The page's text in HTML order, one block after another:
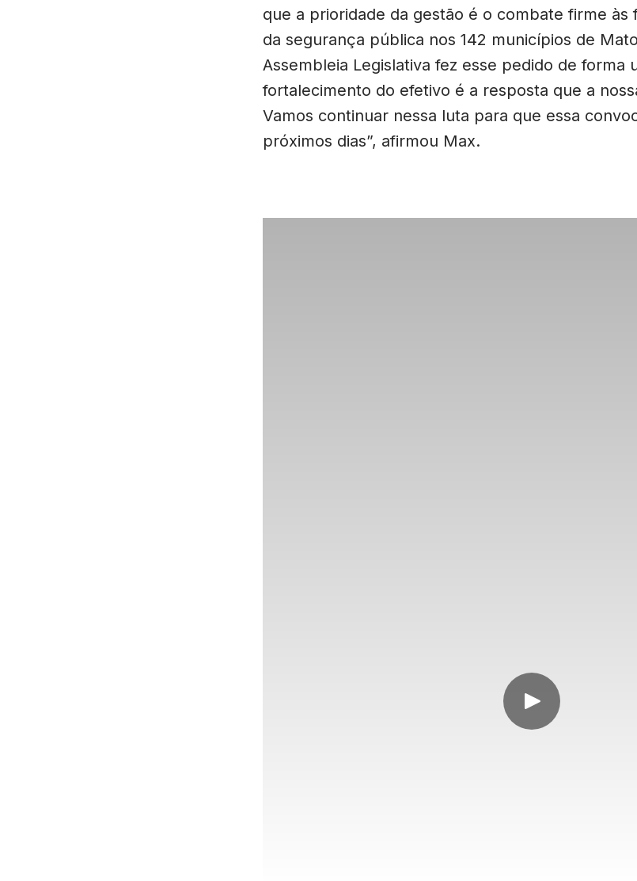
que a prioridade da gestão é o combate firme às
da segurança pública nos 142 municípios de
Assembleia Legislativa fez esse pedido de forma
fortalecimento do efetivo é a resposta que a
Vamos continuar nessa luta para que essa
próximos dias”, afirmou Max.